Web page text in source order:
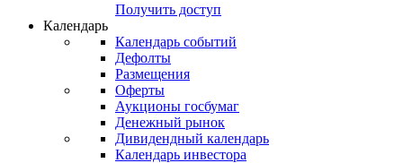
Получить доступ
Календарь
Календарь событий
Дефолты
Размещения
Оферты
Аукционы госбумаг
Денежный рынок
Дивидендный календарь
Календарь инвестора